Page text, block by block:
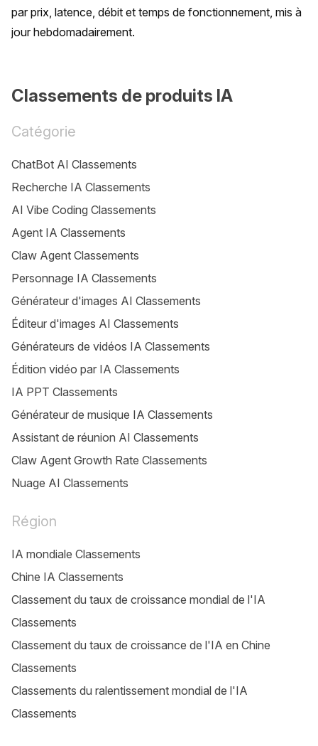
par prix, latence, débit et temps de fonctionnement, mis à
jour hebdomadairement.
Classements de produits IA
Catégorie
ChatBot AI Classements
Recherche IA Classements
AI Vibe Coding Classements
Agent IA Classements
Claw Agent Classements
Personnage IA Classements
Générateur d'images AI Classements
Éditeur d'images AI Classements
Générateurs de vidéos IA Classements
Édition vidéo par IA Classements
IA PPT Classements
Générateur de musique IA Classements
Assistant de réunion AI Classements
Claw Agent Growth Rate Classements
Nuage AI Classements
Région
IA mondiale Classements
Chine IA Classements
Classement du taux de croissance mondial de l'IA
Classements
Classement du taux de croissance de l'IA en Chine
Classements
Classements du ralentissement mondial de l'IA
Classements